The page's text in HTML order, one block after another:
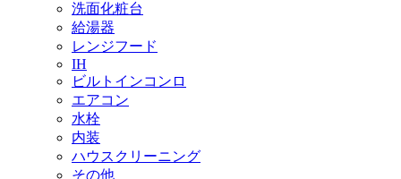
洗面化粧台
給湯器
レンジフード
IH
ビルトインコンロ
エアコン
水栓
内装
ハウスクリーニング
その他